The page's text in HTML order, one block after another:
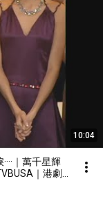
10:04
｜萬千星輝
｜港劇